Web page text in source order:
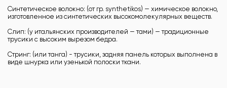
Синтетическое волокно: (от гр. synthetikos) — химическое волокно,
изготовленное из синтетических высокомолекулярных веществ.
Слип: (у итальянских производителей — тами) — традиционные
трусики с высоким вырезом бедра.
Стринг: (или танга) - трусики, задняя панель которых выполнена в
виде шнурка или узенькой полоски ткани.